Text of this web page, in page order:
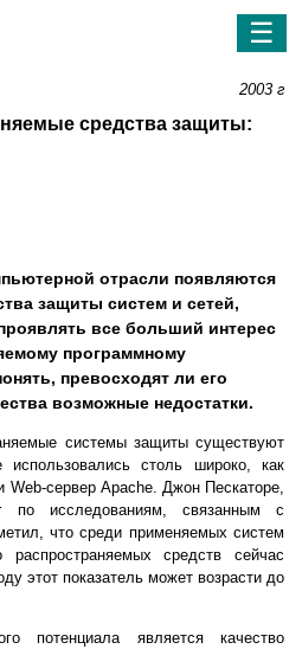
☰
2003 г
средства защиты:
отрасли появляются
защиты систем и сетей,
все больший интерес
программному
превосходят ли его
возможные недостатки.
системы защиты существуют
столь широко, как
Web-сервер Apache. Джон Пескаторе,
по исследованиям, связанным с
что среди применяемых систем
средств сейчас
этот показатель может возрасти до
потенциала является качество